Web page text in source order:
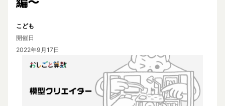
こども
開催日
2022年9月17日